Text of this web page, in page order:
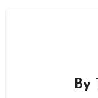
By